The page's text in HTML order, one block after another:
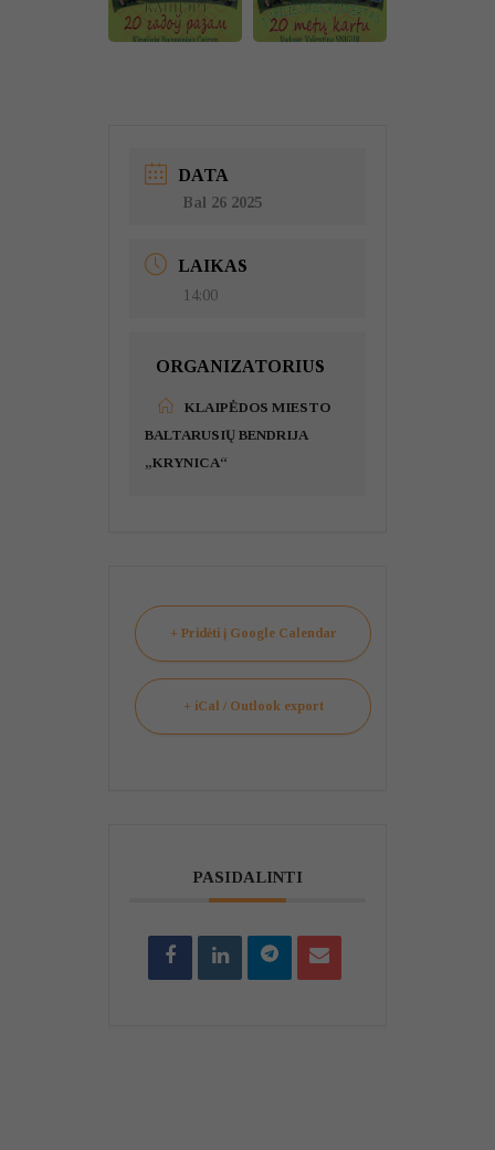
DATA
Bal 26 2025
LAIKAS
14:00
ORGANIZATORIUS
KLAIPĖDOS MIESTO
BALTARUSIŲ BENDRIJA
„KRYNICA“
+ Pridėti į Google Calendar
+ iCal / Outlook export
PASIDALINTI